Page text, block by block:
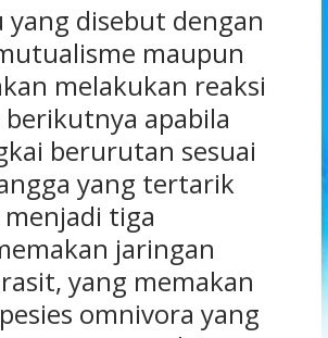
disebut dengan
maupun
melakukan reaksi
apabila
berurutan sesuai
yang tertarik
tiga
jaringan
yang memakan
omnivora yang